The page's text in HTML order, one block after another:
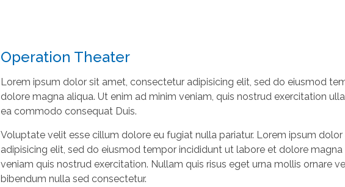
Operation Theater
Lorem ipsum dolor sit amet, consectetur adipisicing elit, sed do eiusmod
dolore magna aliqua. Ut enim ad minim veniam, quis nostrud exercitation
ea commodo consequat Duis.
Voluptate velit esse cillum dolore eu fugiat nulla pariatur. Lorem ipsum
adipisicing elit, sed do eiusmod tempor incididunt ut labore et dolore magna
veniam quis nostrud exercitation. Nullam quis risus eget urna mollis ornare
bibendum nulla sed consectetur.